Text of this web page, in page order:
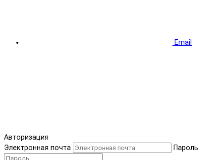
Email
Авторизация
Электронная почта
Пароль